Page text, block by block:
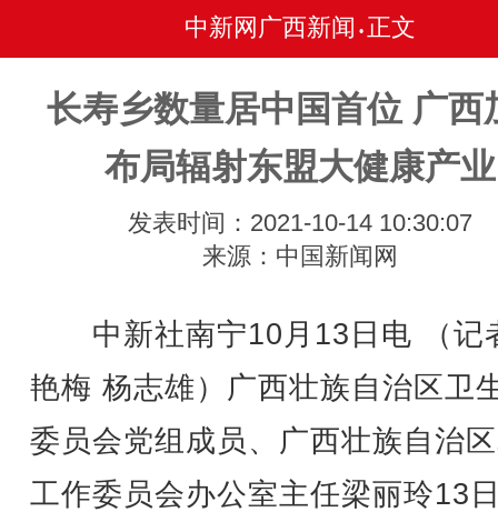
中新网广西新闻 • 正文
长寿乡数量居中国首位 广西
布局辐射东盟大健康产业
发表时间：2021-10-14 10:30:07
来源：中国新闻网
中新社南宁10月13日电 （记
艳梅 杨志雄）广西壮族自治区卫
委员会党组成员、广西壮族自治
工作委员会办公室主任梁丽玲13